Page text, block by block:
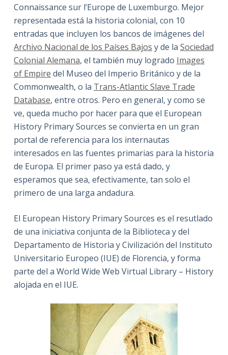
Connaissance sur l’Europe de Luxemburgo. Mejor
representada está la historia colonial, con 10
entradas que incluyen los bancos de imágenes del
Archivo Nacional de los Países Bajos y de la Sociedad
Colonial Alemana, el también muy logrado Images
of Empire del Museo del Imperio Británico y de la
Commonwealth, o la Trans-Atlantic Slave Trade
Database, entre otros. Pero en general, y como se
ve, queda mucho por hacer para que el European
History Primary Sources se convierta en un gran
portal de referencia para los internautas
interesados en las fuentes primarias para la historia
de Europa. El primer paso ya está dado, y
esperamos que sea, efectivamente, tan solo el
primero de una larga andadura.
El European History Primary Sources es el resutlado
de una iniciativa conjunta de la Biblioteca y del
Departamento de Historia y Civilización del Instituto
Universitario Europeo (IUE) de Florencia, y forma
parte del a World Wide Web Virtual Library – History
alojada en el IUE.